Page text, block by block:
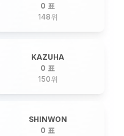
0 표
148위
KAZUHA
0 표
150위
SHINWON
0 표